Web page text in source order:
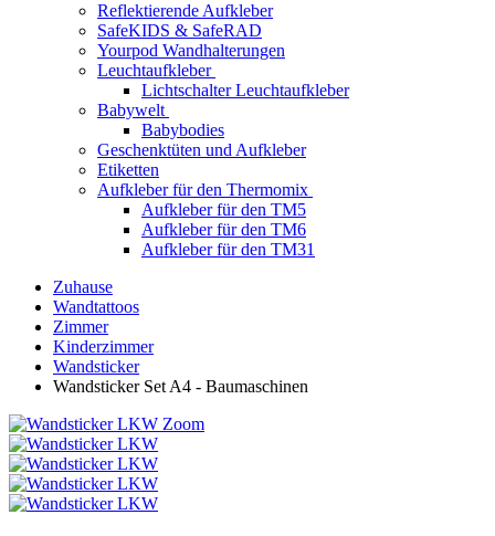
Reflektierende Aufkleber
SafeKIDS & SafeRAD
Yourpod Wandhalterungen
Leuchtaufkleber
Lichtschalter Leuchtaufkleber
Babywelt
Babybodies
Geschenktüten und Aufkleber
Etiketten
Aufkleber für den Thermomix
Aufkleber für den TM5
Aufkleber für den TM6
Aufkleber für den TM31
Zuhause
Wandtattoos
Zimmer
Kinderzimmer
Wandsticker
Wandsticker Set A4 - Baumaschinen
Zoom